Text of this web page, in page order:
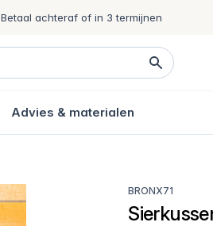
Betaal achteraf of in 3 termijnen
Advies & materialen
BRONX71